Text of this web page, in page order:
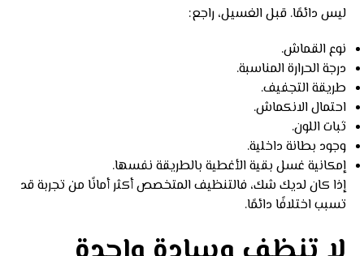
ليس دائمًا. قبل الغسيل، راجع:
نوع القماش.
درجة الحرارة المناسبة.
طريقة التجفيف.
احتمال الانكماش.
ثبات اللون.
وجود بطانة داخلية.
إمكانية غسل بقية الأغطية بالطريقة نفسها.
إذا كان لديك شك، فالتنظيف المتخصص أكثر أمانًا من تجربة قد
تسبب اختلافًا دائمًا.